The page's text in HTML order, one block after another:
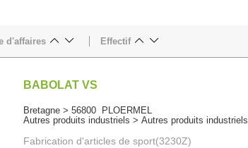
d'affaires Effectif
BABOLAT VS
Bretagne > 56800 PLOERMEL
Autres produits industriels > Autres produits industriels
Fabrication d'articles de sport(3230Z)